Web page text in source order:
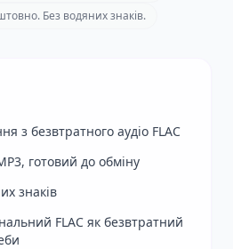
Без водяних знаків.
з безвтратного аудіо FLAC
готовий до обміну
знаків
FLAC як безвтратний